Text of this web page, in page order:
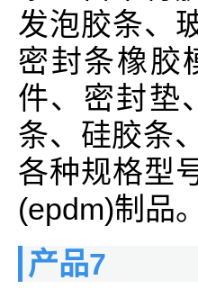
发泡胶条、
密封条橡胶
件、密封垫
条、硅胶条
各种规格型
(epdm)制品。
产品7